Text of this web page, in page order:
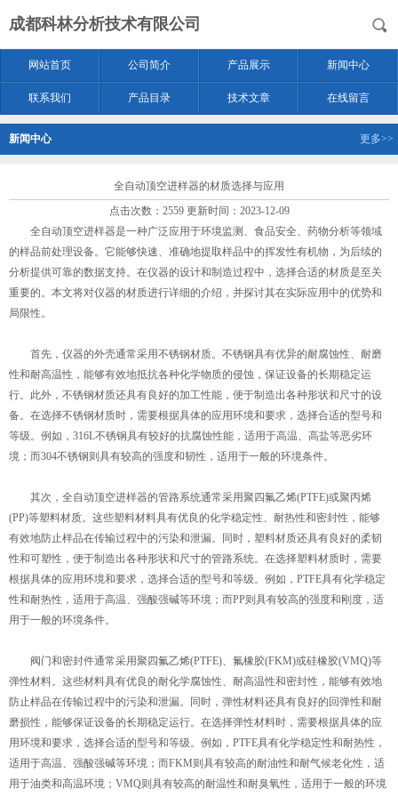
成都科林分析技术有限公司
网站首页 公司简介 产品展示 新闻中心
联系我们 产品目录 技术文章 在线留言
新闻中心 更多>>
全自动顶空进样器的材质选择与应用
点击次数：2559 更新时间：2023-12-09
全自动顶空进样器是一种广泛应用于环境监测、食品安全、药物分析等领域
的样品前处理设备。它能够快速、准确地提取样品中的挥发性有机物，为后续的
分析提供可靠的数据支持。在仪器的设计和制造过程中，选择合适的材质是至关
重要的。本文将对仪器的材质进行详细的介绍，并探讨其在实际应用中的优势和
局限性。
首先，仪器的外壳通常采用不锈钢材质。不锈钢具有优异的耐腐蚀性、耐磨
性和耐高温性，能够有效地抵抗各种化学物质的侵蚀，保证设备的长期稳定运
行。此外，不锈钢材质还具有良好的加工性能，便于制造出各种形状和尺寸的设
备。在选择不锈钢材质时，需要根据具体的应用环境和要求，选择合适的型号和
等级。例如，316L不锈钢具有较好的抗腐蚀性能，适用于高温、高盐等恶劣环
境；而304不锈钢则具有较高的强度和韧性，适用于一般的环境条件。
其次，全自动顶空进样器的管路系统通常采用聚四氟乙烯(PTFE)或聚丙烯
(PP)等塑料材质。这些塑料材料具有优良的化学稳定性、耐热性和密封性，能够
有效地防止样品在传输过程中的污染和泄漏。同时，塑料材质还具有良好的柔韧
性和可塑性，便于制造出各种形状和尺寸的管路系统。在选择塑料材质时，需要
根据具体的应用环境和要求，选择合适的型号和等级。例如，PTFE具有化学稳定
性和耐热性，适用于高温、强酸强碱等环境；而PP则具有较高的强度和刚度，适
用于一般的环境条件。
阀门和密封件通常采用聚四氟乙烯(PTFE)、氟橡胶(FKM)或硅橡胶(VMQ)等
弹性材料。这些材料具有优良的耐化学腐蚀性、耐高温性和密封性，能够有效地
防止样品在传输过程中的污染和泄漏。同时，弹性材料还具有良好的回弹性和耐
磨损性，能够保证设备的长期稳定运行。在选择弹性材料时，需要根据具体的应
用环境和要求，选择合适的型号和等级。例如，PTFE具有化学稳定性和耐热性，
适用于高温、强酸强碱等环境；而FKM则具有较高的耐油性和耐气候老化性，适
用于油类和高温环境；VMQ则具有较高的耐温性和耐臭氧性，适用于一般的环境